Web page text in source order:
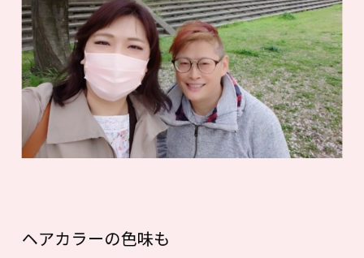
ヘアカラーの色味も